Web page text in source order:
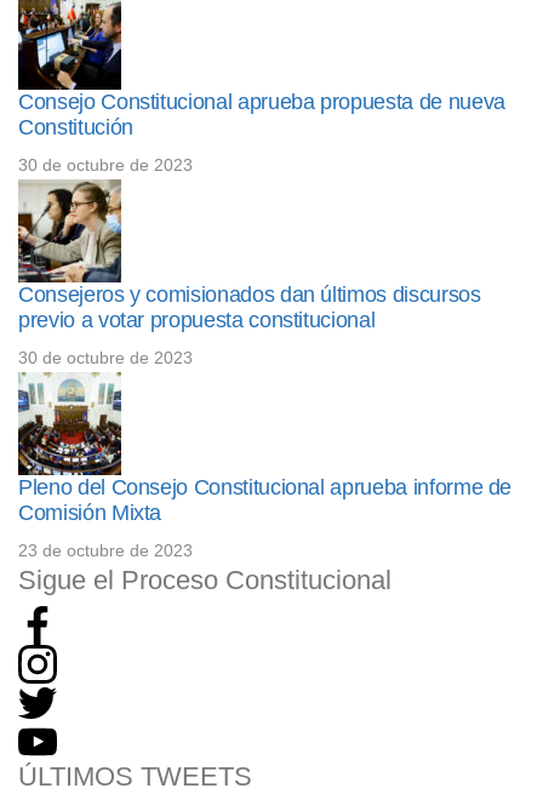
Consejo Constitucional aprueba propuesta de nueva
Constitución
30 de octubre de 2023
Consejeros y comisionados dan últimos discursos
previo a votar propuesta constitucional
30 de octubre de 2023
Pleno del Consejo Constitucional aprueba informe de
Comisión Mixta
23 de octubre de 2023
Sigue el Proceso Constitucional
ÚLTIMOS TWEETS